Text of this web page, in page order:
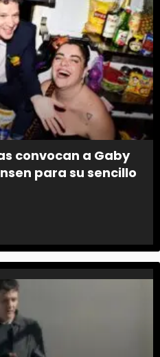
convocan a Gaby
para su sencillo